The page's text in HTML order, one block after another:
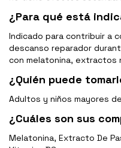
¿Para qué está
Indicado para contribuir a
descanso reparador
con melatonina, extractos
¿Quién puede
Adultos y niños mayores
¿Cuáles son sus
Melatonina, Extracto De